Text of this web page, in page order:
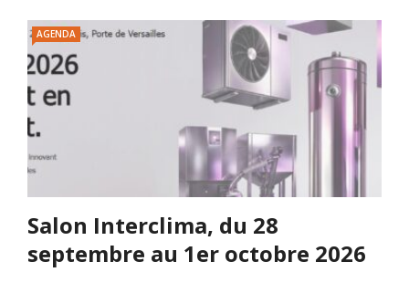
AGENDA
Salon Interclima, du 28
septembre au 1er octobre 2026